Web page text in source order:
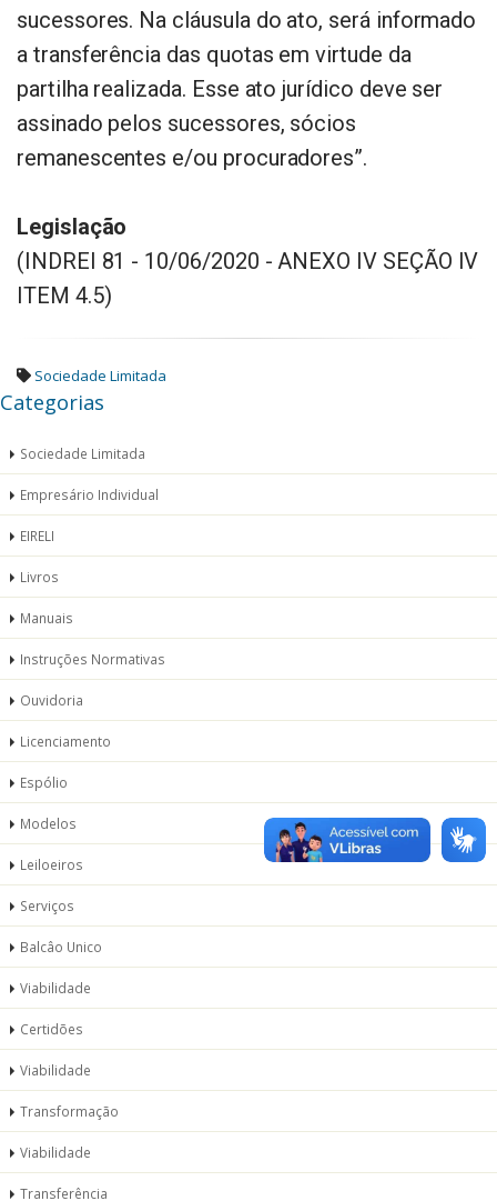
sucessores. Na cláusula do ato, será informado
a transferência das quotas em virtude da
partilha realizada. Esse ato jurídico deve ser
assinado pelos sucessores, sócios
remanescentes e/ou procuradores”.
Legislação
(INDREI 81 - 10/06/2020 - ANEXO IV SEÇÃO IV
ITEM 4.5)
Sociedade Limitada
Categorias
Sociedade Limitada
Empresário Individual
EIRELI
Livros
Manuais
Instruções Normativas
Ouvidoria
Licenciamento
Espólio
Modelos
Leiloeiros
Serviços
Balcâo Unico
Viabilidade
Certidões
Viabilidade
Transformação
Viabilidade
Transferência